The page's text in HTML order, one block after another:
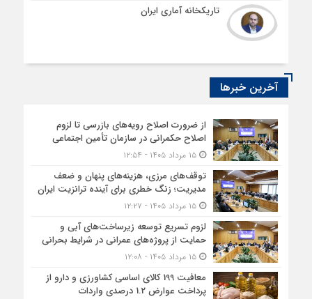
تاریکخانه آماری ایران
آخرین خبرها
از ضرورت اصلاح رویه‌های بازرسی تا لزوم
اصلاح حکمرانی در سازمان تأمین اجتماعی
۱۵ مرداد ۱۴۰۵ - ۱۲:۵۴
توقف‌های مرزی، هزینه‌های پنهان و ضعف
مدیریت؛ زنگ خطری برای آینده ترانزیت ایران
۱۵ مرداد ۱۴۰۵ - ۱۲:۲۷
لزوم تسریع توسعه زیرساخت‌های آبی و
حمایت از پروژه‌های عمرانی در شرایط بحرانی
۱۵ مرداد ۱۴۰۵ - ۱۲:۰۸
معافیت 199 کالای اساسی کشاورزی و دارو از
پرداخت عوارض 1.2 درصدی واردات